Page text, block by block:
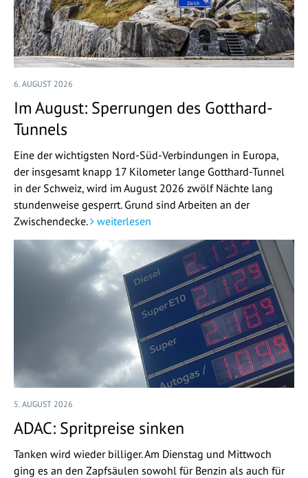
6. AUGUST 2026
Im August: Sperrungen des Gotthard-
Tunnels
Eine der wichtigsten Nord-Süd-Verbindungen in Europa,
der insgesamt knapp 17 Kilometer lange Gotthard-Tunnel
in der Schweiz, wird im August 2026 zwölf Nächte lang
stundenweise gesperrt. Grund sind Arbeiten an der
Zwischendecke.
weiterlesen
5. AUGUST 2026
ADAC: Spritpreise sinken
Tanken wird wieder billiger. Am Dienstag und Mittwoch
ging es an den Zapfsäulen sowohl für Benzin als auch für